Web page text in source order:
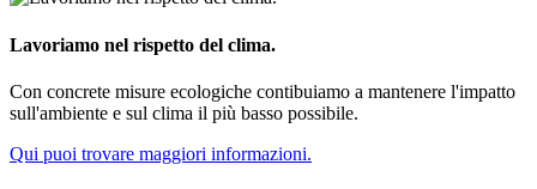
Lavoriamo nel rispetto del clima.
Con concrete misure ecologiche contibuiamo a mantenere l'impatto
sull'ambiente e sul clima il più basso possibile.
Qui puoi trovare maggiori informazioni.